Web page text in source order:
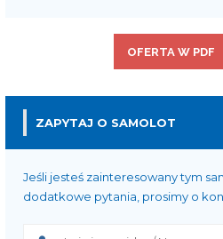
OFERTA W PDF
ZAPYTAJ O SAMOLOT
Jeśli jesteś zainteresowany tym
dodatkowe pytania, prosimy o